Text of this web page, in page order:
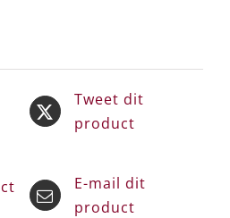
Tweet dit
product
E-mail dit
product